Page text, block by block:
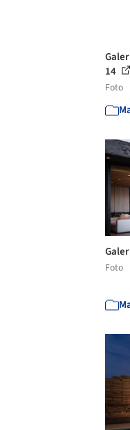
14
Foto
Foto